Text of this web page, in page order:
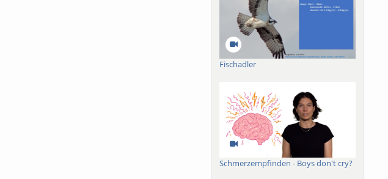
Fischadler
Schmerzempfinden - Boys don't cry?